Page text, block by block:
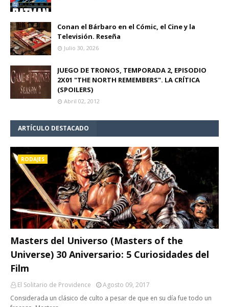
Conan el Bárbaro en el Cómic, el Cine y la
Televisión. Reseña
Julio 30, 2026
JUEGO DE TRONOS, TEMPORADA 2, EPISODIO
2X01 "THE NORTH REMEMBERS". LA CRÍTICA
(SPOILERS)
Abril 02, 2012
ARTÍCULO DESTACADO
RODAJES
Masters del Universo (Masters of the
Universe) 30 Aniversario: 5 Curiosidades del
Film
El Solitario de Providence
Agosto 09, 2017
Considerada un clásico de culto a pesar de que en su día fue todo un